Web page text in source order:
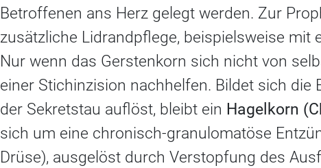
Betroffenen ans Herz gelegt werden. Zur
zusätzliche Lidrandpflege, beispielsweise mit
Nur wenn das Gerstenkorn sich nicht von
einer Stichinzision nachhelfen. Bildet sich die
der Sekretstau auflöst, bleibt ein Hagelkorn
sich um eine chronisch-granulomatöse
Drüse), ausgelöst durch Verstopfung des